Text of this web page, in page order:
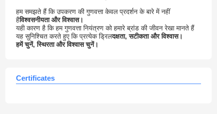
हम समझते हैं कि उपकरण की गुणवत्ता केवल प्रदर्शन के बारे में नहीं
हैविश्वसनीयता और विश्वास।
यही कारण है कि हम गुणवत्ता नियंत्रण को हमारे ब्रांड की जीवन रेखा मानते हैं
यह सुनिश्चित करते हुए कि प्रत्येक ड्रिलदक्षता, सटीकता और विश्वास।
हमें चुनें, स्थिरता और विश्वास चुनें।
Certificates